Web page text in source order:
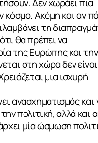
Δεν χωράει πια
κόσμο. Ακόμη και αν
τη
θα πρέπει να
της Ευρώπης και την
στη χώρα δεν είναι
μια ισχυρή
ανασχηματισμός και
πολιτική, αλλά και
μία ώσμωση